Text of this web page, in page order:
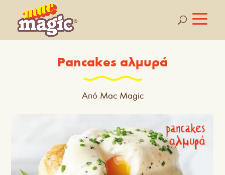
Pancakes αλμυρά
Από Mac Magic